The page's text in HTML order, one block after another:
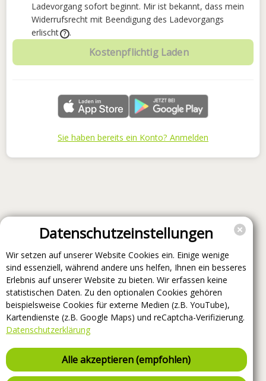
Ladevorgang sofort beginnt. Mir ist bekannt, dass mein
Widerrufsrecht mit Beendigung des Ladevorgangs
erlischt
? .
Kostenpflichtig Laden
Sie haben bereits ein Konto? Anmelden
Datenschutzeinstellungen
Wir setzen auf unserer Website Cookies ein. Einige wenige
sind essenziell, während andere uns helfen, Ihnen ein besseres
Erlebnis auf unserer Website zu bieten. Wir erfassen keine
statistischen Daten. Zu den optionalen Cookies gehören
beispielsweise Cookies für externe Medien (z.B. YouTube),
Kartendienste (z.B. Google Maps) und reCaptcha-Verifizierung.
Datenschutzerklärung
Alle akzeptieren (empfohlen)